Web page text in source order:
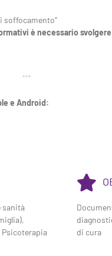
soffocamento”
è necessario
e Android:
sanità
di cura